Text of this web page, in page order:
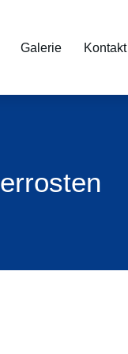
Galerie Kontakt